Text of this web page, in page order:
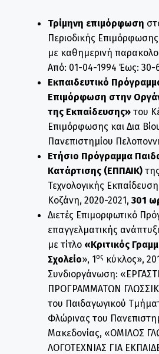
Τρίμηνη επιμόρφωση
Περιοδικής
με καθημερινή
Από: 01-04-1994 Έως: 30-
Εκπαιδευτικό
Επιμόρφωση στην
της Εκπαίδευσης» του
Επιμόρφωσης και Δια
Πανεπιστημίου
Ετήσιο Πρόγραμμα
Κατάρτισης (ΕΠΠΑΙΚ)
Τεχνολογικής
Κοζάνη, 2020-2021, 301
Διετές Επιμορφωτικό
επαγγελματικής
με τίτλο «Κριτικός
Σχολείο», 1 ος κύκλος»,
Συνδιοργάνωση:
ΠΡΟΓΡΑΜΜΑΤΩΝ
του Παιδαγωγικού
Φλώρινας του
Μακεδονίας, «ΟΜΙΛΟΣ
ΛΟΓΟΤΕΧΝΙΑΣ ΓΙΑ